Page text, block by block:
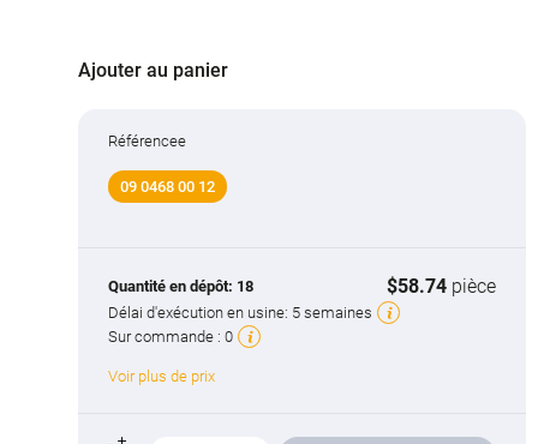
Ajouter au panier
Référencee
09 0468 00 12
Quantité en dépôt: 18 $58.74 pièce
Délai d'exécution en usine: 5 semaines
Sur commande : 0
Voir plus de prix